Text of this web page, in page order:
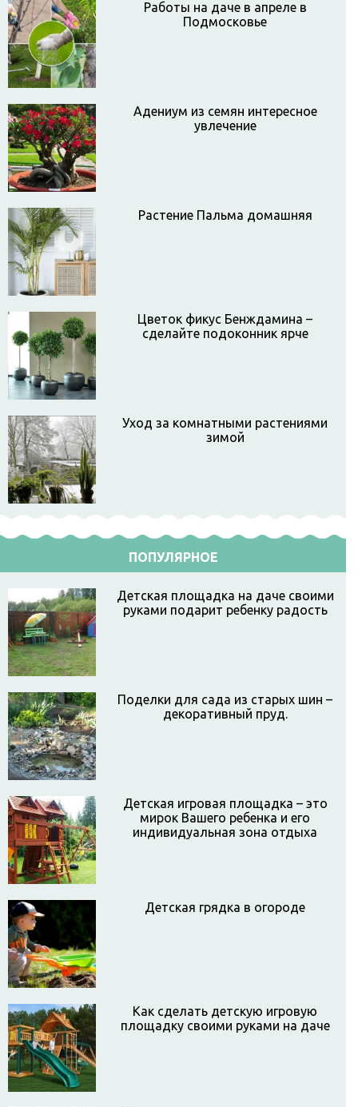
Работы на даче в апреле в
Подмосковье
Адениум из семян интересное
увлечение
Растение Пальма домашняя
Цветок фикус Бенждамина –
сделайте подоконник ярче
Уход за комнатными растениями
зимой
ПОПУЛЯРНОЕ
Детская площадка на даче своими
руками подарит ребенку радость
Поделки для сада из старых шин –
декоративный пруд.
Детская игровая площадка – это
мирок Вашего ребенка и его
индивидуальная зона отдыха
Детская грядка в огороде
Как сделать детскую игровую
площадку своими руками на даче